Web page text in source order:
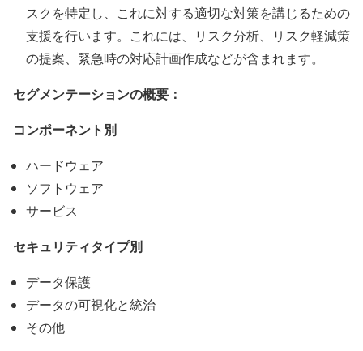
スクを特定し、これに対する適切な対策を講じるための
支援を行います。これには、リスク分析、リスク軽減策
の提案、緊急時の対応計画作成などが含まれます。
セグメンテーションの概要：
コンポーネント別
ハードウェア
ソフトウェア
サービス
セキュリティタイプ別
データ保護
データの可視化と統治
その他